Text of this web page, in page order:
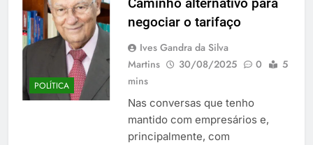
POLÍTICA
negociar o tarifaço
Ives Gandra da Silva
Martins
30/08/2025 0
5
mins
Nas conversas que tenho
mantido com empresários e,
principalmente, com